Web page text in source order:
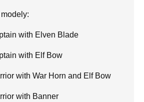
with Elven Blade
with Elf Bow
with War Horn and Elf Bow
with Banner